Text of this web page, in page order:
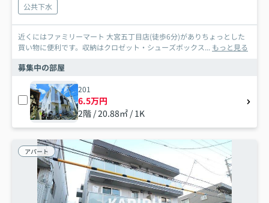
公共下水
近くにはファミリーマート 大宮五丁目店(徒歩6分)がありちょっとした
買い物に便利です。収納はクロゼット・シューズボックス... もっと見る
募集中の部屋
201
6.5万円
2階 / 20.88㎡ / 1K
アパート